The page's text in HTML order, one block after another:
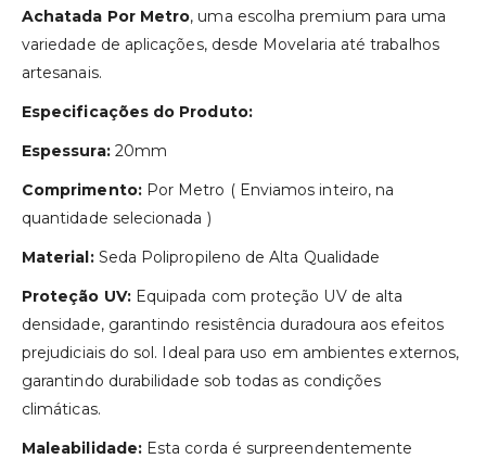
Achatada Por Metro, uma escolha premium para uma
variedade de aplicações, desde Movelaria até trabalhos
artesanais.
Especificações do Produto:
Espessura:20mm
Comprimento:Por Metro ( Enviamos inteiro, na
quantidade selecionada )
Material:Seda Polipropileno de Alta Qualidade
Proteção UV:Equipada com proteção UV de alta
densidade, garantindo resistência duradoura aos efeitos
prejudiciais do sol. Ideal para uso em ambientes externos,
garantindo durabilidade sob todas as condições
climáticas.
Maleabilidade:Esta corda é surpreendentemente